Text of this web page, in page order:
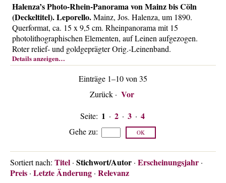
Halenza’s Photo-Rhein-Panorama von Mainz bis Cöln
(Deckeltitel). Leporello.Mainz, Jos. Halenza, um 1890.
Querformat, ca. 15 x 9,5 cm. Rheinpanorama mit 15
photolithographischen Elementen, auf Leinen aufgezogen.
Roter relief- und goldgeprägter Orig.-Leinenband.
Details anzeigen…
Einträge 1–10 von 35
Zurück · Vor
Seite: 1 · 2 · 3 · 4
Gehe zu:
Sortiert nach: Titel · Stichwort/Autor · Erscheinungsjahr ·
Preis · Letzte Änderung · Relevanz